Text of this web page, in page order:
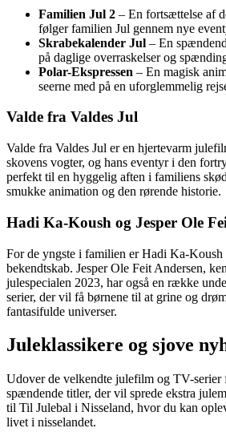
Familien Jul 2 – En fortsættelse af
følger familien Jul gennem nye
Skrabekalender Jul – En
på daglige overraskelser og
Polar-Ekspressen – En magisk
seerne med på en uforglemmelig
Valde fra Valdes Jul
Valde fra Valdes Jul er en hjertevarm
skovens vogter, og hans eventyr i den
perfekt til en hyggelig aften i familiens
smukke animation og den rørende historie.
Hadi Ka-Koush og Jesper Ole
For de yngste i familien er Hadi Ka-
bekendtskab. Jesper Ole Feit Andersen,
julespecialen 2023, har også en række
serier, der vil få børnene til at grine og
fantasifulde universer.
Juleklassikere og sjove
Udover de velkendte julefilm og TV-serier
spændende titler, der vil sprede ekstra
til Til Julebal i Nisseland, hvor du kan
livet i nisselandet.